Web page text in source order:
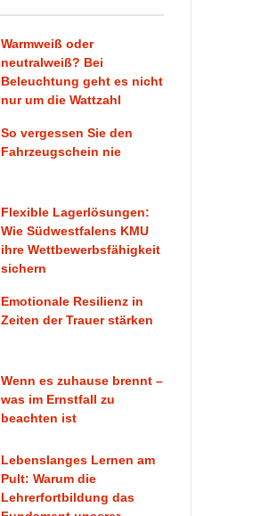
Warmweiß oder
neutralweiß? Bei
Beleuchtung geht es nicht
nur um die Wattzahl
So vergessen Sie den
Fahrzeugschein nie
Flexible Lagerlösungen:
Wie Südwestfalens KMU
ihre Wettbewerbsfähigkeit
sichern
Emotionale Resilienz in
Zeiten der Trauer stärken
Wenn es zuhause brennt –
was im Ernstfall zu
beachten ist
Lebenslanges Lernen am
Pult: Warum die
Lehrerfortbildung das